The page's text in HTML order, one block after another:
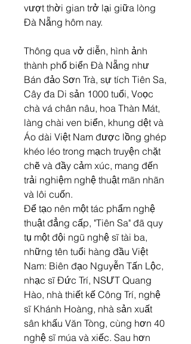
vượt thời gian trở lại giữa lòng
Đà Nẵng hôm nay.
Thông qua vở diễn, hình ảnh
thành phố biển Đà Nẵng như
Bán đảo Sơn Trà, sự tích Tiên Sa,
Cây đa Di sản 1000 tuổi, Voọc
chà vá chân nâu, hoa Thàn Mát,
làng chài ven biển, khung dệt và
Áo dài Việt Nam được lồng ghép
khéo léo trong mạch truyện chặt
chẽ và đầy cảm xúc, mang đến
trải nghiệm nghệ thuật mãn nhãn
và lôi cuốn.
Để tạo nên một tác phẩm nghệ
thuật đẳng cấp, "Tiên Sa" đã quy
tụ một đội ngũ nghệ sĩ tài ba,
những tên tuổi hàng đầu Việt
Nam: Biên đạo Nguyễn Tấn Lộc,
nhạc sĩ Đức Trí, NSƯT Quang
Hào, nhà thiết kế Công Trí, nghệ
sĩ Khánh Hoàng, nhà sản xuất
sân khấu Văn Tòng, cùng hơn 40
nghệ sĩ múa và xiếc. Sau hơn